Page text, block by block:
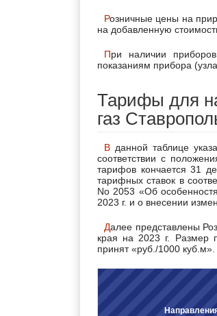
Розничные цены на природный газ рассчитываются и устанавливаются в рублях с учетом в цене налога
на добавленную
При наличии приборов учета газа определение объема поставляемого газа осуществляется по
показаниям прибора
Тарифы для
газ
В данной таблице указаны параметры тарифных ставок на газ, действующие с 1 декабря 2022 г. в
соответствии с
тарифов кончается 31
тарифных ставок в
No 2053 «Об
2023 г. и о внесении
Далее представлены Розничные цены на природный газ для населения Ставрополя и Ставропольского
края на 2023 г. Размер
принят «руб./1000 куб.м».